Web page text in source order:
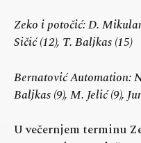
Zeko i potočić: D.
Sičić (12), T. Baljkas (15)
Bernatović Automation:
Baljkas (9), M. Jelić (9),
U večernjem terminu